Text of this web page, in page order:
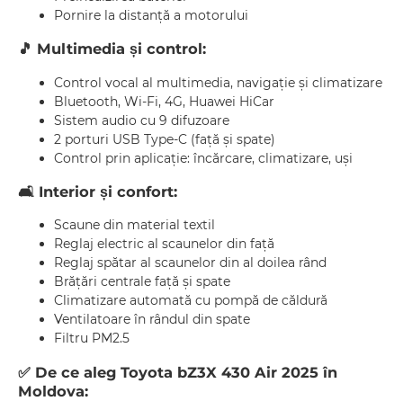
Pornire la distanță a motorului
🎵 Multimedia și control:
Control vocal al multimedia, navigație și climatizare
Bluetooth, Wi-Fi, 4G, Huawei HiCar
Sistem audio cu 9 difuzoare
2 porturi USB Type-C (față și spate)
Control prin aplicație: încărcare, climatizare, uși
🛋 Interior și confort:
Scaune din material textil
Reglaj electric al scaunelor din față
Reglaj spătar al scaunelor din al doilea rând
Brățări centrale față și spate
Climatizare automată cu pompă de căldură
Ventilatoare în rândul din spate
Filtru PM2.5
✅ De ce aleg Toyota bZ3X 430 Air 2025 în
Moldova: